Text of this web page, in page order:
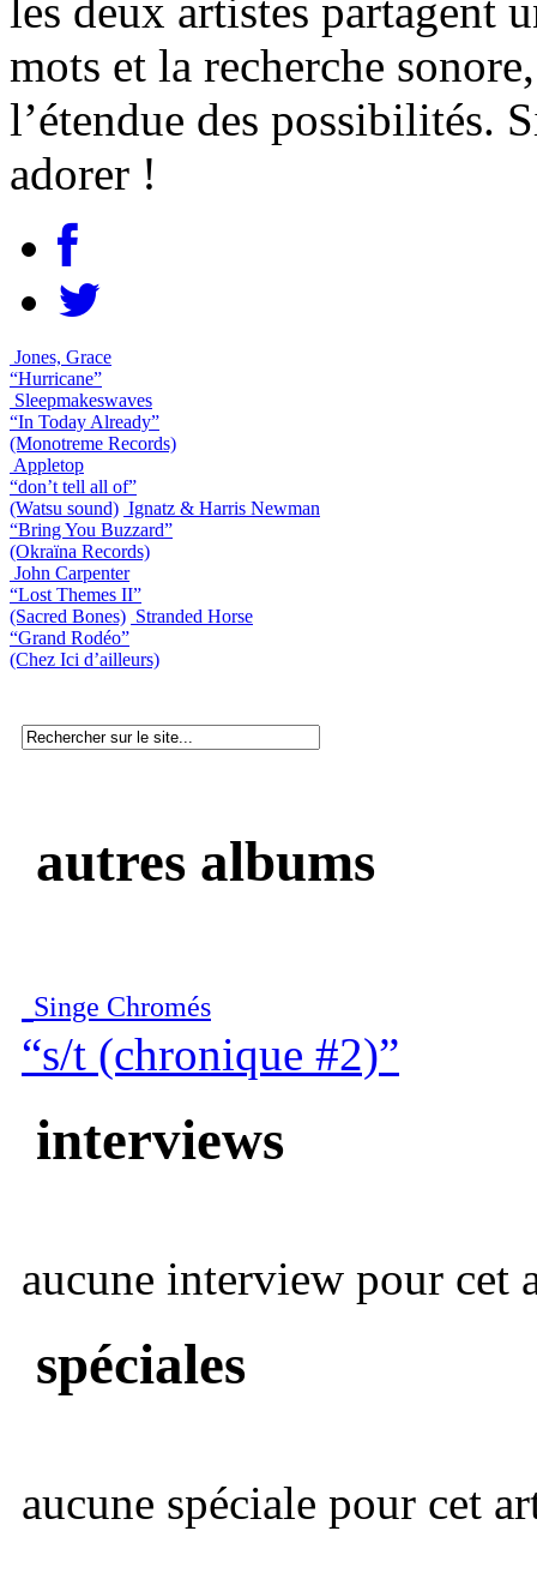
les deux artistes partagent
mots et la recherche
l’étendue des possibilités.
adorer !
Jones, Grace
“Hurricane”
Sleepmakeswaves
“In Today Already”
(Monotreme Records)
Appletop
“don’t tell all of”
(Watsu sound) Ignatz & Harris Newman
“Bring You Buzzard”
(Okraïna Records)
John Carpenter
“Lost Themes II”
(Sacred Bones) Stranded Horse
“Grand Rodéo”
(Chez Ici d’ailleurs)
autres albums
Singe Chromés
“s/t (chronique #2)”
interviews
aucune interview pour cet
spéciales
aucune spéciale pour cet